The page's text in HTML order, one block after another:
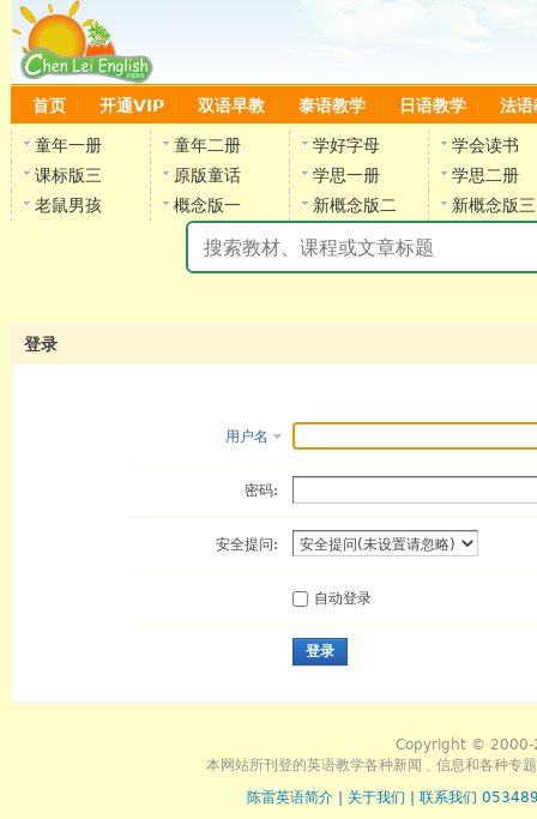
首页 开通VIP 双语早教 泰语教学 日语教学 法语
童年一册 童年二册 学好字母
学会读书
课标版三
原版童话 学思一册
学思二册
老鼠男孩
概念版一 新概念版二 新概念版三
登录
用户名
密码:
安全提问:
自动登录
登录
Copyright © 2000-
本网站所刊登的英语教学各种新闻﹑信息和各种专
陈雷英语简介
关于我们 联系我们